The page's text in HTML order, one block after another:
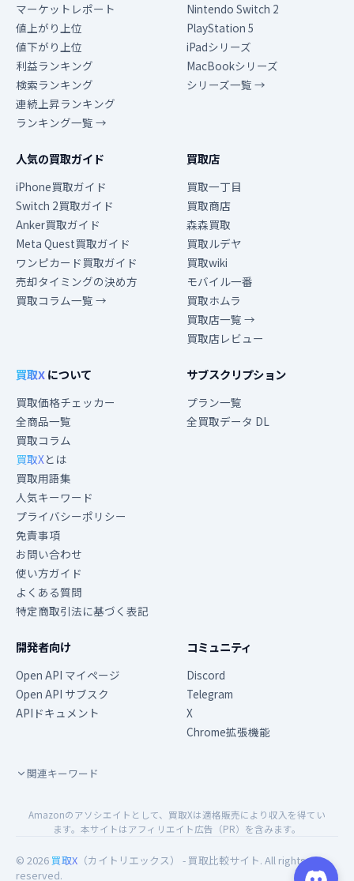
マーケットレポート
値上がり上位
値下がり上位
利益ランキング
検索ランキング
連続上昇ランキング
ランキング一覧 →
Nintendo Switch 2
PlayStation 5
iPadシリーズ
MacBookシリーズ
シリーズ一覧 →
人気の買取ガイド
iPhone買取ガイド
Switch 2買取ガイド
Anker買取ガイド
Meta Quest買取ガイド
ワンピカード買取ガイド
売却タイミングの決め方
買取コラム一覧 →
買取店
買取一丁目
買取商店
森森買取
買取ルデヤ
買取wiki
モバイル一番
買取ホムラ
買取店一覧 →
買取店レビュー
買取Xについて
買取価格チェッカー
全商品一覧
買取コラム
買取Xとは
買取用語集
人気キーワード
プライバシーポリシー
免責事項
お問い合わせ
使い方ガイド
よくある質問
特定商取引法に基づく表記
サブスクリプション
プラン一覧
全買取データ DL
開発者向け
Open API マイページ
Open API サブスク
APIドキュメント
コミュニティ
Discord
Telegram
X
Chrome拡張機能
関連キーワード
Amazonのアソシエイトとして、買取Xは適格販売により収入を得てい
ます。本サイトはアフィリエイト広告（PR）を含みます。
© 2026 買取X （カイトリエックス） - 買取比較サイト. All rights
reserved.